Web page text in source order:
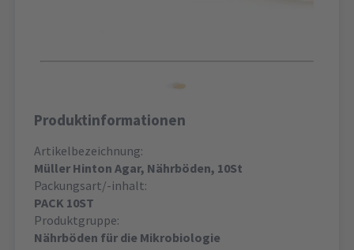
Produktinformationen
Artikelbezeichnung:
Müller Hinton Agar, Nährböden, 10St
Packungsart/-inhalt:
PACK 10ST
Produktgruppe:
Nährböden für die Mikrobiologie